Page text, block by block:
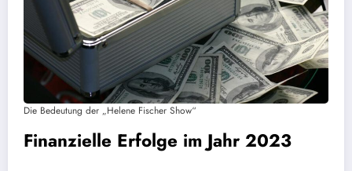
Die Bedeutung der „Helene Fischer Show“
Finanzielle Erfolge im Jahr 2023